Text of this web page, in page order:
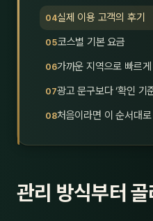
실제 이용 고객의 후기
코스별 기본 요금
가까운 지역으로 빠르
광고 문구보다 ‘확인 기
처음이라면 이 순서대
관리 방식부터